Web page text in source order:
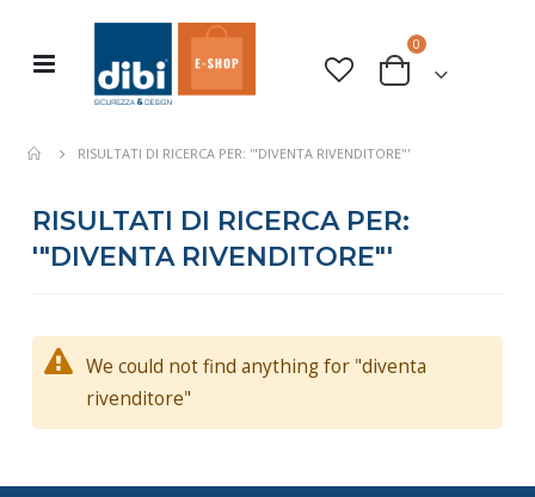
Toggle
Cart
0 elementi
RISULTATI DI RICERCA PER: '"DIVENTA RIVENDITORE"'
RISULTATI DI RICERCA PER:
'"DIVENTA RIVENDITORE"'
We could not find anything for "diventa
rivenditore"